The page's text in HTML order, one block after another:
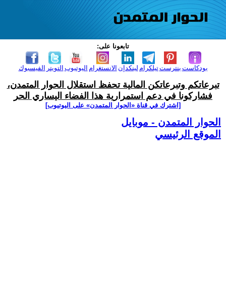
تابعونا على:
الفيسبوك التويتر اليوتيوب الانستغرام لينكدإن تيلكرامبنترست بودكاست
تبرعاتكم وتبرعاتكن المالية تحفظ استقلال الحوار المتمدن،
فشاركونا في دعم استمرارية هذا الفضاء اليساري الحر
[اشترك في قناة ‫«الحوار المتمدن» على اليوتيوب]
الحوار المتمدن - موبايل
الموقع الرئيسي